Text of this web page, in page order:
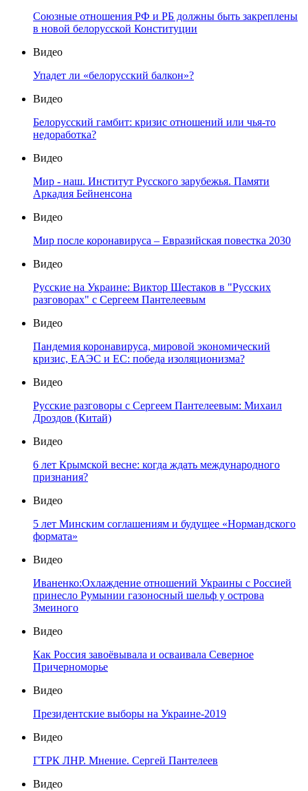
Союзные отношения РФ и РБ должны быть закреплены
в новой белорусской Конституции
Видео
Упадет ли «белорусский балкон»?
Видео
Белорусский гамбит: кризис отношений или чья-то
недоработка?
Видео
Мир - наш. Институт Русского зарубежья. Памяти
Аркадия Бейненсона
Видео
Мир после коронавируса – Евразийская повестка 2030
Видео
Русские на Украине: Виктор Шестаков в "Русских
разговорах" с Сергеем Пантелеевым
Видео
Пандемия коронавируса, мировой экономический
кризис, ЕАЭС и ЕС: победа изоляционизма?
Видео
Русские разговоры с Сергеем Пантелеевым: Михаил
Дроздов (Китай)
Видео
6 лет Крымской весне: когда ждать международного
признания?
Видео
5 лет Минским соглашениям и будущее «Нормандского
формата»
Видео
Иваненко:Охлаждение отношений Украины с Россией
принесло Румынии газоносный шельф у острова
Змеиного
Видео
Как Россия завоёвывала и осваивала Северное
Причерноморье
Видео
Президентские выборы на Украине-2019
Видео
ГТРК ЛНР. Мнение. Сергей Пантелеев
Видео